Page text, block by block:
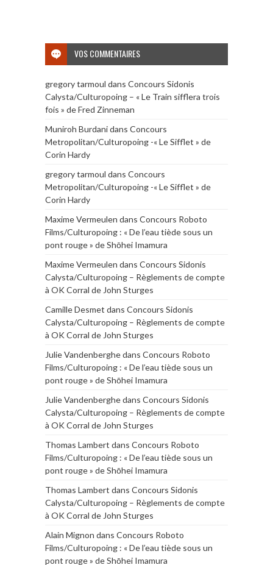
VOS COMMENTAIRES
gregory tarmoul dans Concours Sidonis
Calysta/Culturopoing – « Le Train sifflera trois
fois » de Fred Zinneman
Muniroh Burdanidans Concours
Metropolitan/Culturopoing -« Le Sifflet » de
Corin Hardy
gregory tarmoul dans Concours
Metropolitan/Culturopoing -« Le Sifflet » de
Corin Hardy
Maxime Vermeulen dans Concours Roboto
Films/Culturopoing : « De l’eau tiède sous un
pont rouge » de Shōhei Imamura
Maxime Vermeulen dans Concours Sidonis
Calysta/Culturopoing – Règlements de compte
à OK Corral de John Sturges
Camille Desmet dans Concours Sidonis
Calysta/Culturopoing – Règlements de compte
à OK Corral de John Sturges
Julie Vandenberghedans Concours Roboto
Films/Culturopoing : « De l’eau tiède sous un
pont rouge » de Shōhei Imamura
Julie Vandenberghedans Concours Sidonis
Calysta/Culturopoing – Règlements de compte
à OK Corral de John Sturges
Thomas Lambert dans Concours Roboto
Films/Culturopoing : « De l’eau tiède sous un
pont rouge » de Shōhei Imamura
Thomas Lambert dans Concours Sidonis
Calysta/Culturopoing – Règlements de compte
à OK Corral de John Sturges
Alain Mignon dans Concours Roboto
Films/Culturopoing : « De l’eau tiède sous un
pont rouge » de Shōhei Imamura